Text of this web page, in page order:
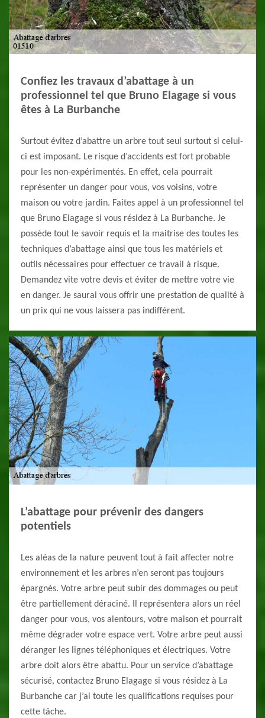
Confiez les travaux d’abattage à un
professionnel tel que Bruno Elagage si vous
êtes à La Burbanche
Surtout évitez d’abattre un arbre tout seul surtout si celui-
ci est imposant. Le risque d’accidents est fort probable
pour les non-expérimentés. En effet, cela pourrait
représenter un danger pour vous, vos voisins, votre
maison ou votre jardin. Faites appel à un professionnel tel
que Bruno Elagage si vous résidez à La Burbanche. Je
possède tout le savoir requis et la maitrise des toutes les
techniques d’abattage ainsi que tous les matériels et
outils nécessaires pour effectuer ce travail à risque.
Demandez vite votre devis et éviter de mettre votre vie
en danger. Je saurai vous offrir une prestation de qualité à
un prix qui ne vous laissera pas indifférent.
L’abattage pour prévenir des dangers
potentiels
Les aléas de la nature peuvent tout à fait affecter notre
environnement et les arbres n’en seront pas toujours
épargnés. Votre arbre peut subir des dommages ou peut
être partiellement déraciné. Il représentera alors un réel
danger pour vous, vos alentours, votre maison et pourrait
même dégrader votre espace vert. Votre arbre peut aussi
déranger les lignes téléphoniques et électriques. Votre
arbre doit alors être abattu. Pour un service d’abattage
sécurisé, contactez Bruno Elagage si vous résidez à La
Burbanche car j’ai toute les qualifications requises pour
cette tâche.